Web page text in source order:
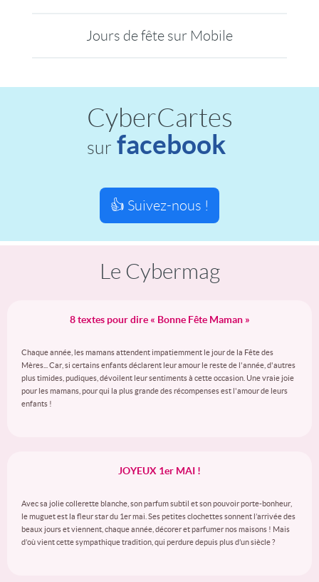
Jours de fête sur Mobile
CyberCartes
sur facebook
👍 Suivez-nous !
Le Cybermag
8 textes pour dire « Bonne Fête Maman »
Chaque année, les mamans attendent impatiemment le jour de la Fête des
Mères... Car, si certains enfants déclarent leur amour le reste de l'année, d'autres
plus timides, pudiques, dévoilent leur sentiments à cette occasion. Une vraie joie
pour les mamans, pour qui la plus grande des récompenses est l'amour de leurs
enfants !
JOYEUX 1er MAI !
Avec sa jolie collerette blanche, son parfum subtil et son pouvoir porte-bonheur,
le muguet est la fleur star du 1er mai. Ses petites clochettes sonnent l’arrivée des
beaux jours et viennent, chaque année, décorer et parfumer nos maisons ! Mais
d’où vient cette sympathique tradition, qui perdure depuis plus d’un siècle ?